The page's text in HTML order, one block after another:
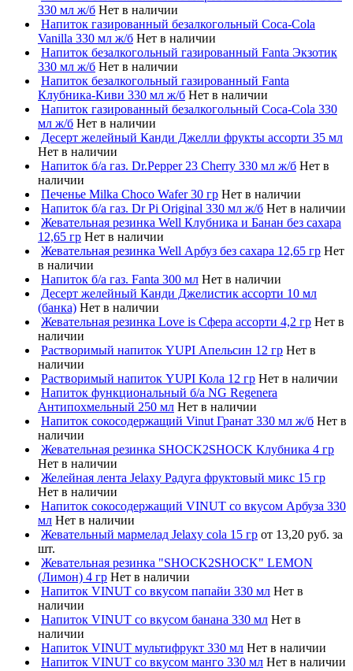
330 мл ж/б Нет в наличии
Напиток газированный безалкогольный Coca-Cola
Vanilla 330 мл ж/б Нет в наличии
Напиток безалкогольный газированный Fanta Экзотик
330 мл ж/б Нет в наличии
Напиток безалкогольный газированный Fanta
Клубника-Киви 330 мл ж/б Нет в наличии
Напиток газированный безалкогольный Coca-Cola 330
мл ж/б Нет в наличии
Десерт желейный Канди Джелли фрукты ассорти 35 мл
Нет в наличии
Напиток б/а газ. Dr.Pepper 23 Cherry 330 мл ж/б Нет в
наличии
Печенье Milka Choco Wafer 30 гр Нет в наличии
Напиток б/а газ. Dr Pi Original 330 мл ж/б Нет в наличии
Жевательная резинка Well Клубника и Банан без сахара
12,65 гр Нет в наличии
Жевательная резинка Well Арбуз без сахара 12,65 гр Нет
в наличии
Напиток б/а газ. Fanta 300 мл Нет в наличии
Десерт желейный Канди Джелистик ассорти 10 мл
(банка) Нет в наличии
Жевательная резинка Love is Сфера ассорти 4,2 гр Нет в
наличии
Растворимый напиток YUPI Апельсин 12 гр Нет в
наличии
Растворимый напиток YUPI Кола 12 гр Нет в наличии
Напиток функциональный б/а NG Regenera
Антипохмельный 250 мл Нет в наличии
Напиток сокосодержащий Vinut Гранат 330 мл ж/б Нет в
наличии
Жевательная резинка SHOCK2SHOCK Клубника 4 гр
Нет в наличии
Желейная лента Jelaxy Радуга фруктовый микс 15 гр
Нет в наличии
Напиток сокосодержащий VINUT со вкусом Арбуза 330
мл Нет в наличии
Жевательный мармелад Jelaxy cola 15 гр от 13,20 руб. за
шт.
Жевательная резинка "SHOCK2SHOCK" LEMON
(Лимон) 4 гр Нет в наличии
Напиток VINUT со вкусом папайи 330 мл Нет в
наличии
Напиток VINUT со вкусом банана 330 мл Нет в
наличии
Напиток VINUT мультифрукт 330 мл Нет в наличии
Напиток VINUT со вкусом манго 330 мл Нет в наличии